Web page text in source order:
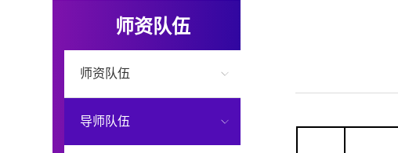
师资队伍
师资队伍
导师队伍